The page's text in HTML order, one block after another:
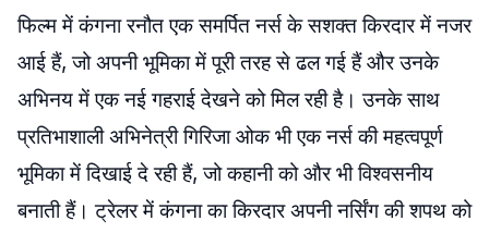
फिल्म में कंगना रनौत एक समर्पित नर्स के सशक्त किरदार में नजर
आई हैं, जो अपनी भूमिका में पूरी तरह से ढल गई हैं और उनके
अभिनय में एक नई गहराई देखने को मिल रही है। उनके साथ
प्रतिभाशाली अभिनेत्री गिरिजा ओक भी एक नर्स की महत्वपूर्ण
भूमिका में दिखाई दे रही हैं, जो कहानी को और भी विश्वसनीय
बनाती हैं। ट्रेलर में कंगना का किरदार अपनी नर्सिंग की शपथ को